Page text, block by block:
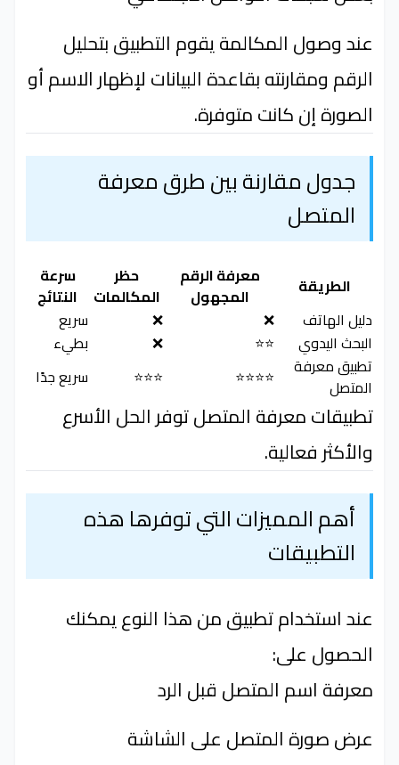
عند وصول المكالمة يقوم التطبيق بتحليل
الرقم ومقارنته بقاعدة البيانات لإظهار الاسم أو
الصورة إن كانت متوفرة.
جدول مقارنة بين طرق معرفة
المتصل
الطريقة
معرفة الرقم
المجهول
حظر
المكالمات
سرعة
النتائج
دليل الهاتف
❌
❌
سريع
البحث اليدوي
⭐⭐
❌
بطيء
تطبيق معرفة
المتصل
⭐⭐⭐⭐
⭐⭐⭐ سريع جدًا
تطبيقات معرفة المتصل توفر الحل الأسرع
والأكثر فعالية.
أهم المميزات التي توفرها هذه
التطبيقات
عند استخدام تطبيق من هذا النوع يمكنك
الحصول على:
معرفة اسم المتصل قبل الرد
عرض صورة المتصل على الشاشة